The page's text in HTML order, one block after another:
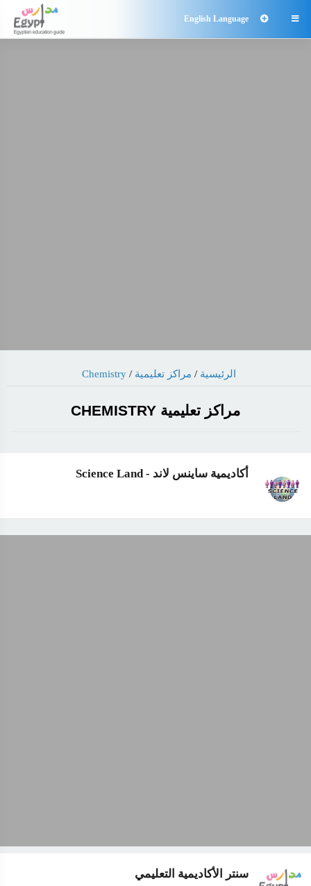

English Language
الرئيسية / مراكز تعليمية /
Chemistry
مراكز تعليمية CHEMISTRY
أكاديمية ساينس لاند - Science Land
سنتر الأكاديمية التعليمي